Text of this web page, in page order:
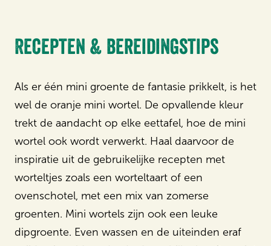
Recepten & bereidingstips
Als er één mini groente de fantasie prikkelt, is het
wel de oranje mini wortel. De opvallende kleur
trekt de aandacht op elke eettafel, hoe de mini
wortel ook wordt verwerkt. Haal daarvoor de
inspiratie uit de gebruikelijke recepten met
worteltjes zoals een worteltaart of een
ovenschotel, met een mix van zomerse
groenten. Mini wortels zijn ook een leuke
dipgroente. Even wassen en de uiteinden eraf